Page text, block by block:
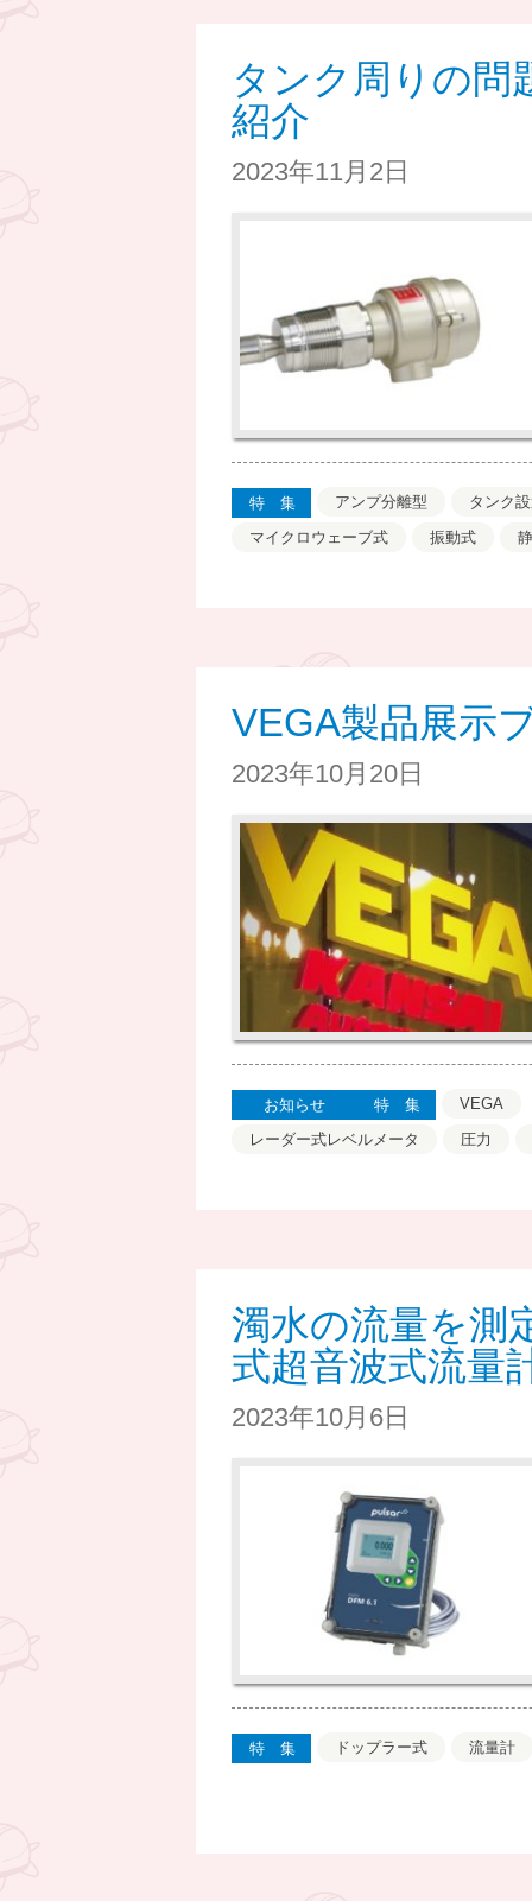
タンク周りの問
紹介
2023年11月2日
特集 アンプ分離型
タンク
マイクロウェーブ式
振動式
VEGA製品展示
2023年10月20日
お知らせ 特集
VEGA
レーダー式レベルメータ
圧力
濁水の流量を
式超音波式流
2023年10月6日
特集 ドップラー式 流量計